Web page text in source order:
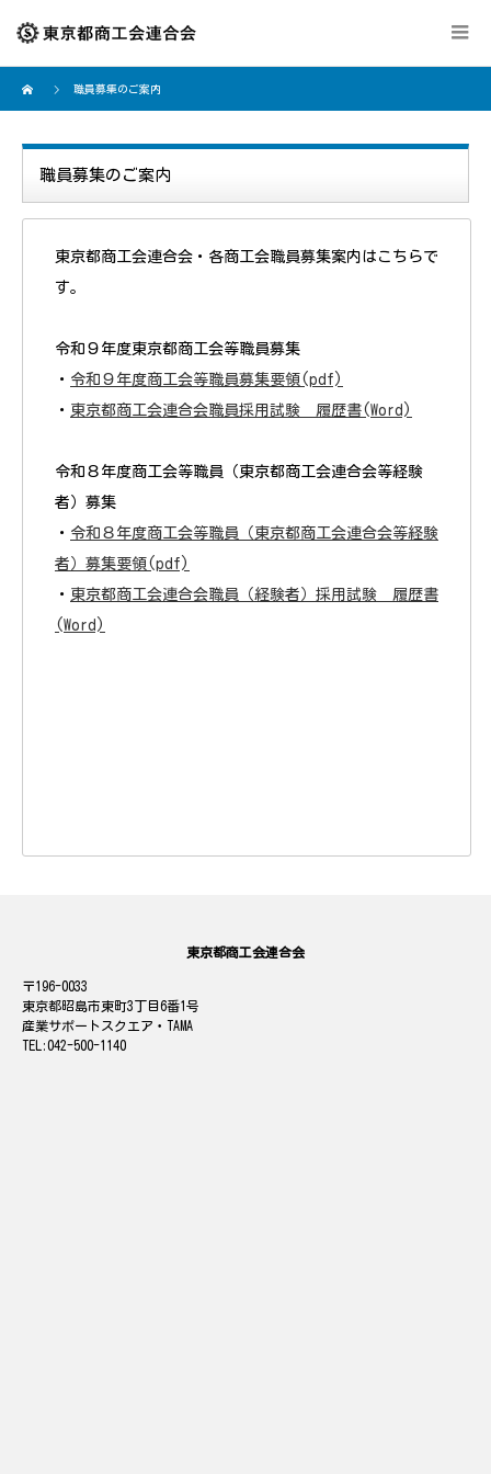
職員募集のご案内
職員募集のご案内
東京都商工会連合会・各商工会職員募集案内はこちらで
す。
令和９年度東京都商工会等職員募集
・ 令和９年度商工会等職員募集要領(pdf)
・ 東京都商工会連合会職員採用試験 履歴書(Word)
令和８年度商工会等職員（東京都商工会連合会等経験
者）募集
・ 令和８年度商工会等職員（東京都商工会連合会等経験
者）募集要領(pdf)
・ 東京都商工会連合会職員（経験者）採用試験 履歴書
(Word)
東京都商工会連合会
196-0033
東京都昭島市東町3丁目6番1号
産業サポートスクエア・TAMA
042-500-1140